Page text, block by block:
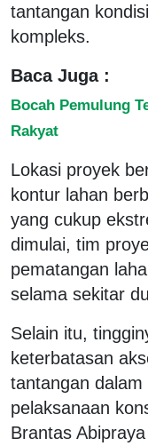
tantangan
kompleks.
Baca Juga :
Bocah Pemulung
Rakyat
Lokasi proyek
kontur lahan
yang cukup
dimulai, tim
pematangan
selama sekitar
Selain itu,
keterbatasan
tantangan
pelaksanaan
Brantas